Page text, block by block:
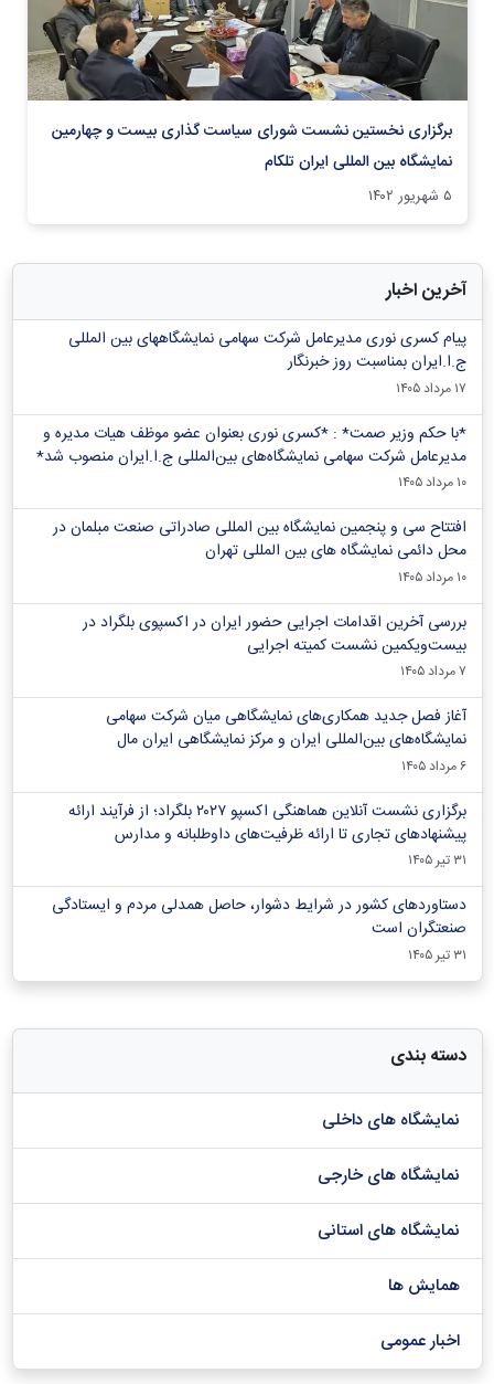
برگزاری نخستین نشست شورای سیاست گذاری بیست و چهارمین
نمایشگاه بین المللی ایران تلکام
۵ شهریور ۱۴۰۲
آخرین اخبار
پیام کسری نوری مدیرعامل شرکت سهامی نمایشگاههای بین المللی
ج.ا.ایران بمناسبت روز خبرنگار
۱۷ مرداد ۱۴۰۵
*با حکم وزیر صمت* : *کسری نوری بعنوان عضو موظف هیات مدیره و
مدیرعامل شرکت سهامی نمایشگاه‌های بین‌المللی ج.ا.ایران منصوب شد*
۱۰ مرداد ۱۴۰۵
افتتاح سی و پنجمین نمایشگاه بین المللی صادراتی صنعت مبلمان در
محل دائمی نمایشگاه های بین المللی تهران
۱۰ مرداد ۱۴۰۵
بررسی آخرین اقدامات اجرایی حضور ایران در اکسپوی بلگراد در
بیست‌ویکمین نشست کمیته اجرایی
۷ مرداد ۱۴۰۵
آغاز فصل جدید همکاری‌های نمایشگاهی میان شرکت سهامی
نمایشگاه‌های بین‌المللی ایران و مرکز نمایشگاهی ایران‌ مال
۶ مرداد ۱۴۰۵
برگزاری نشست آنلاین هماهنگی اکسپو ۲۰۲۷ بلگراد؛ از فرآیند ارائه
پیشنهادهای تجاری تا ارائه ظرفیت‌های داوطلبانه و مدارس
۳۱ تیر ۱۴۰۵
دستاوردهای کشور در شرایط دشوار، حاصل همدلی مردم و ایستادگی
صنعتگران است
۳۱ تیر ۱۴۰۵
دسته بندی
نمایشگاه های داخلی
نمایشگاه های خارجی
نمایشگاه های استانی
همایش ها
اخبار عمومی